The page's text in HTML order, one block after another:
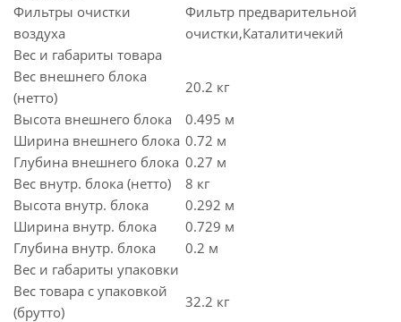
Фильтры очистки
воздуха
Фильтр предварительной
очистки,Каталитичекий
Вес и габариты товара
Вес внешнего блока
(нетто)
20.2 кг
Высота внешнего блока
0.495 м
Ширина внешнего блока 0.72 м
Глубина внешнего блока 0.27 м
Вес внутр. блока (нетто)
8 кг
Высота внутр. блока
0.292 м
Ширина внутр. блока
0.729 м
Глубина внутр. блока
0.2 м
Вес и габариты упаковки
Вес товара с упаковкой
(брутто)
32.2 кг